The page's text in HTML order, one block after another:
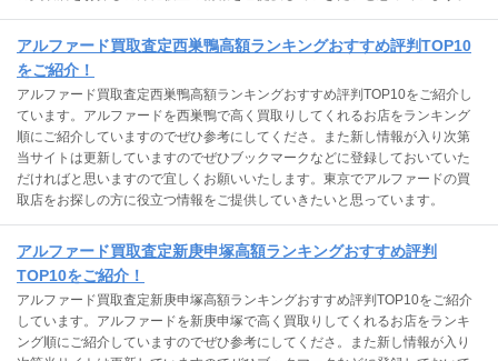
アルファード買取査定西巣鴨高額ランキングおすすめ評判TOP10
をご紹介！
アルファード買取査定西巣鴨高額ランキングおすすめ評判TOP10をご紹介し
ています。アルファードを西巣鴨で高く買取りしてくれるお店をランキング
順にご紹介していますのでぜひ参考にしてくださ。また新し情報が入り次第
当サイトは更新していますのでぜひブックマークなどに登録しておいていた
だければと思いますので宜しくお願いいたします。東京でアルファードの買
取店をお探しの方に役立つ情報をご提供していきたいと思っています。
アルファード買取査定新庚申塚高額ランキングおすすめ評判
TOP10をご紹介！
アルファード買取査定新庚申塚高額ランキングおすすめ評判TOP10をご紹介
しています。アルファードを新庚申塚で高く買取りしてくれるお店をランキ
ング順にご紹介していますのでぜひ参考にしてくださ。また新し情報が入り